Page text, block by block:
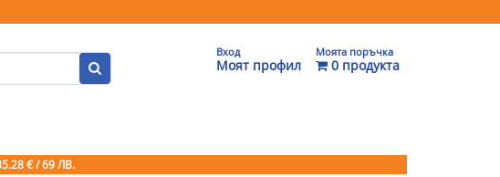
Вход
Моят профил
Моята поръчка
0 продукта
€ / 69 ЛВ.